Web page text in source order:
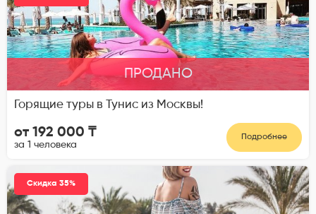
ПРОДАНО
Горящие туры в Тунис из Москвы!
от 192 000 ₸
за 1 человека
Подробнее
Скидка 35%